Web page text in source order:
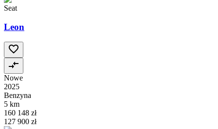
Seat
Leon
Nowe
2025
Benzyna
5 km
160 148 zł
127 900 zł